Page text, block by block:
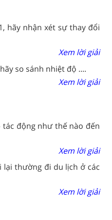
hãy nhận xét sự thay đổi
Xem lời giải
so sánh nhiệt độ ....
Xem lời giải
động như thế nào đến
Xem lời giải
lại thường đi du lịch ở các
Xem lời giải